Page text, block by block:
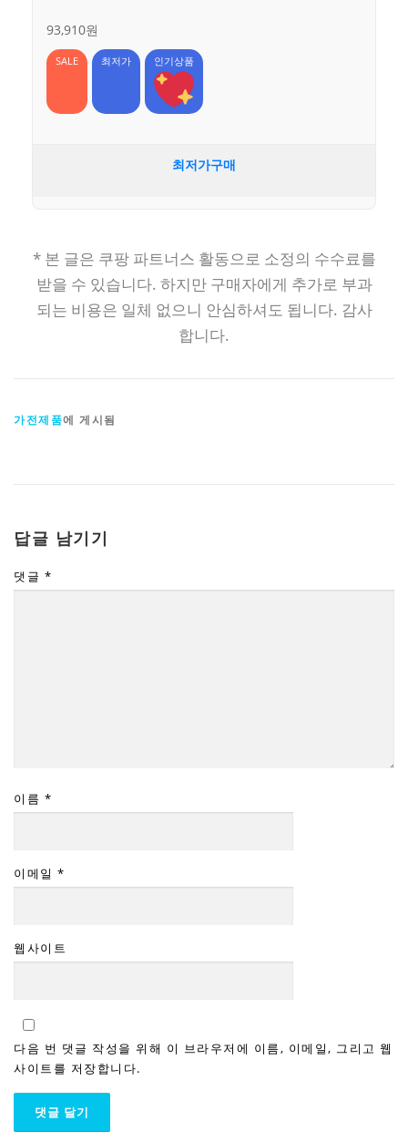
93,910원
SALE 최저가 인기상품
최저가구매
* 본 글은 쿠팡 파트너스 활동으로 소정의 수수료를
받을 수 있습니다. 하지만 구매자에게 추가로 부과
되는 비용은 일체 없으니 안심하셔도 됩니다. 감사
합니다.
가전제품에 게시됨
답글 남기기
댓글 *
이름 *
이메일 *
웹사이트
다음 번 댓글 작성을 위해 이 브라우저에 이름, 이메일, 그리고 웹
사이트를 저장합니다.